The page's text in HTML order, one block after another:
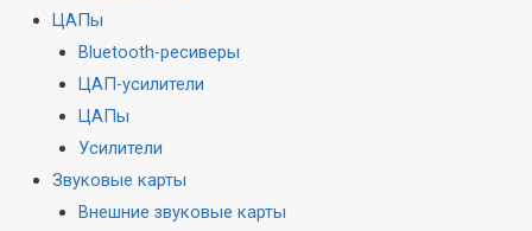
ЦАПы
Bluetooth-ресиверы
ЦАП-усилители
ЦАПы
Усилители
Звуковые карты
Внешние звуковые карты